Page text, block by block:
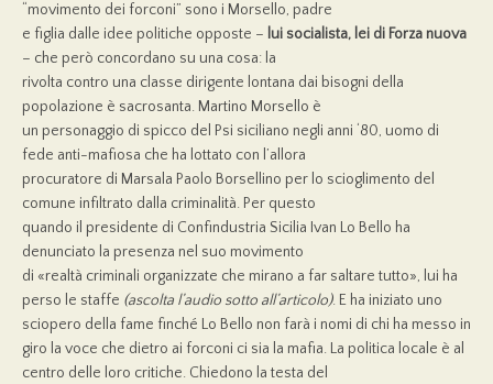
“movimento dei forconi” sono i Morsello, padre
e figlia dalle idee politiche opposte – lui socialista, lei di Forza nuova
– che però concordano su una cosa: la
rivolta contro una classe dirigente lontana dai bisogni della
popolazione è sacrosanta. Martino Morsello è
un personaggio di spicco del Psi siciliano negli anni ‘80, uomo di
fede anti-mafiosa che ha lottato con l’allora
procuratore di Marsala Paolo Borsellino per lo scioglimento del
comune infiltrato dalla criminalità. Per questo
quando il presidente di Confindustria Sicilia Ivan Lo Bello ha
denunciato la presenza nel suo movimento
di «realtà criminali organizzate che mirano a far saltare tutto», lui ha
perso le staffe (ascolta l’audio sotto all’articolo). E ha iniziato uno
sciopero della fame finché Lo Bello non farà i nomi di chi ha messo in
giro la voce che dietro ai forconi ci sia la mafia. La politica locale è al
centro delle loro critiche. Chiedono la testa del